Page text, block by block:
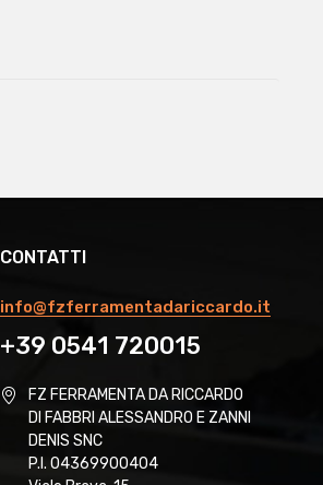
CONTATTI
info@fzferramentadariccardo.it
+39 0541 720015
FZ FERRAMENTA DA RICCARDO
DI FABBRI ALESSANDRO E ZANNI
DENIS SNC
P.I. 04369900404